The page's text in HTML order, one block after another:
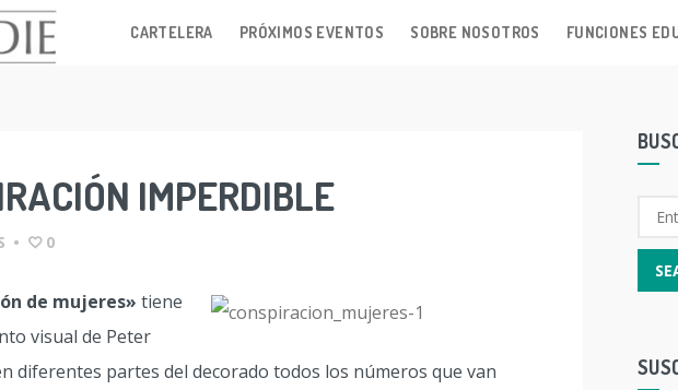
CARTELERA PRÓXIMOS EVENTOS SOBRE NOSOTROS FUNCIONES
IMPERDIBLE
• 0
de mujeres» tiene
visual de Peter
diferentes partes del decorado todos los números que van